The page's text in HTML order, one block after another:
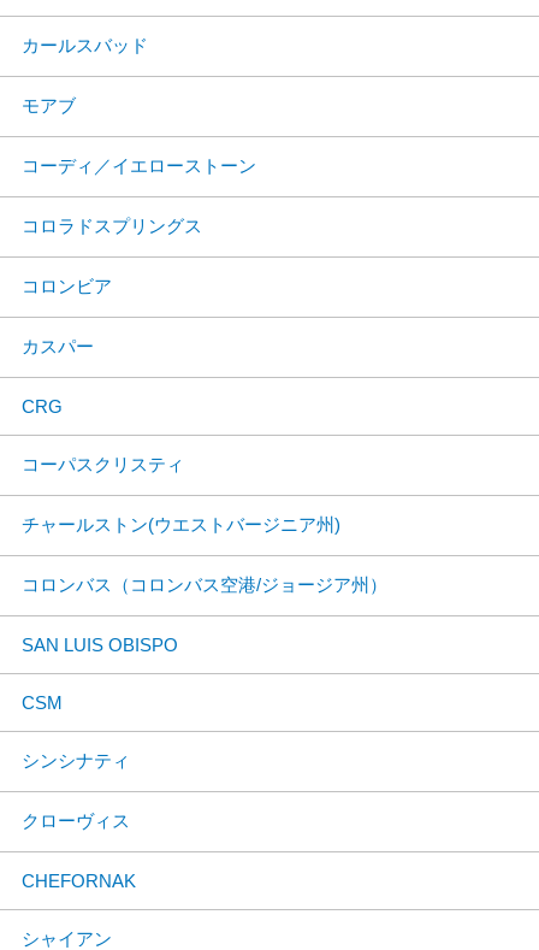
カールスバッド
モアブ
コーディ／イエローストーン
コロラドスプリングス
コロンビア
カスパー
CRG
コーパスクリスティ
チャールストン(ウエストバージニア州)
コロンバス（コロンバス空港/ジョージア州）
SAN LUIS OBISPO
CSM
シンシナティ
クローヴィス
CHEFORNAK
シャイアン